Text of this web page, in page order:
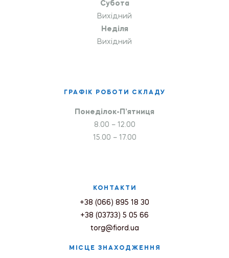
Субота
Вихідний
Неділя
Вихідний
ГРАФІК РОБОТИ СКЛАДУ
Понеділок-П’ятниця
8.00 – 12.00
15.00 – 17.00
КОНТАКТИ
+38 (066) 895 18 30
+38 (03733) 5 05 66
torg@fiord.ua
МІСЦЕ ЗНАХОДЖЕННЯ